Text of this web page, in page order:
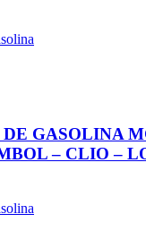
GASOLINA
– CLIO –